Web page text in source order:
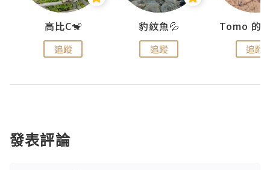
高比C🐒
追蹤
豹紋魚💦
追蹤 追蹤
發表評論